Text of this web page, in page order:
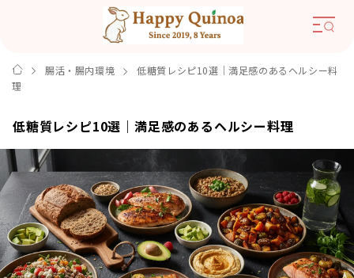
腸活・腸内環境
低糖質レシピ10選｜満足感のあるヘルシー料
理
低糖質レシピ10選｜満足感のあるヘルシー料理